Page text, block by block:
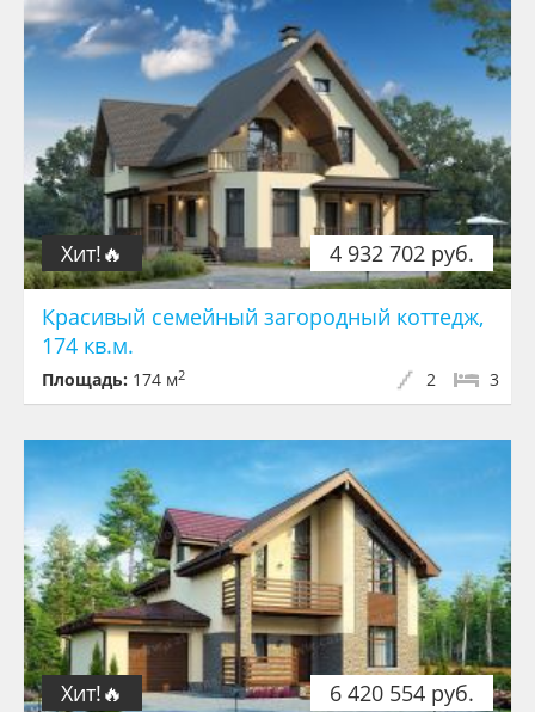
4 932 702 руб.
Хит!🔥
Красивый семейный загородный коттедж,
174 кв.м.
Площадь: 174 м2 3
2
6 420 554 руб.
Хит!🔥